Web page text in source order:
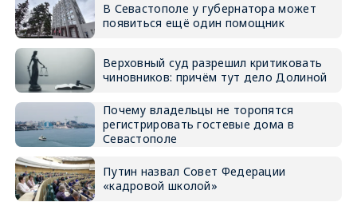
В Севастополе у губернатора может
появиться ещё один помощник
Верховный суд разрешил критиковать
чиновников: причём тут дело Долиной
Почему владельцы не торопятся
регистрировать гостевые дома в
Севастополе
Путин назвал Совет Федерации
«кадровой школой»